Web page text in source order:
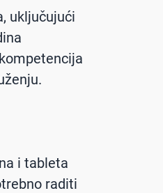
uključujući
i tableta
raditi